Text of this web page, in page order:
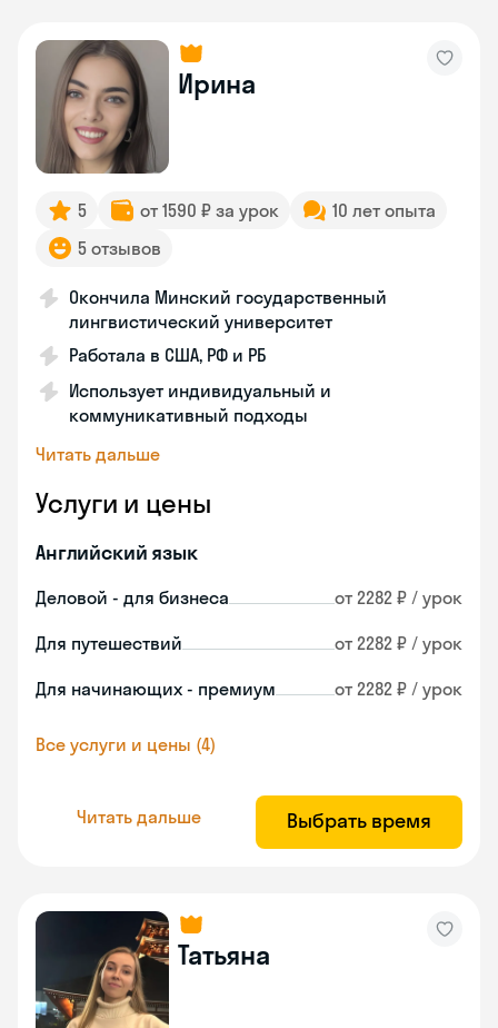
Ирина
5 от 1590 ₽ за урок
10 лет опыта
5 отзывов
Окончила Минский государственный
лингвистический университет
Работала в США, РФ и РБ
Использует индивидуальный и
коммуникативный подходы
Читать дальше
Услуги и цены
Английский язык
Деловой - для бизнеса от 2282 ₽ / урок
Для путешествий от 2282 ₽ / урок
Для начинающих - премиум от 2282 ₽ / урок
Все услуги и цены (4)
Читать дальше Выбрать время
Татьяна